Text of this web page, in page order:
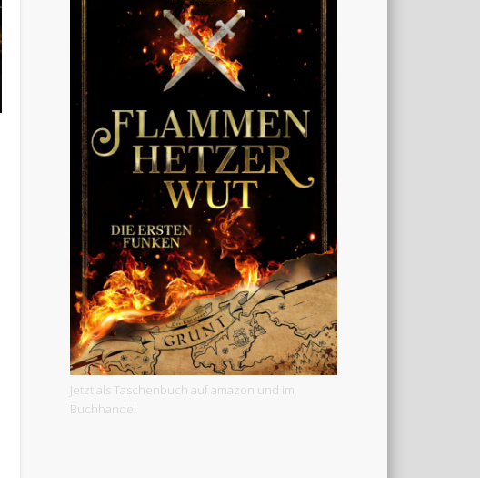
Jetzt als Taschenbuch auf amazon und im
Buchhandel